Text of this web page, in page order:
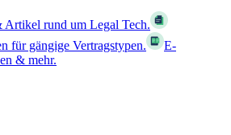
Artikel rund um Legal Tech.
für gängige Vertragstypen.
E-
& mehr.